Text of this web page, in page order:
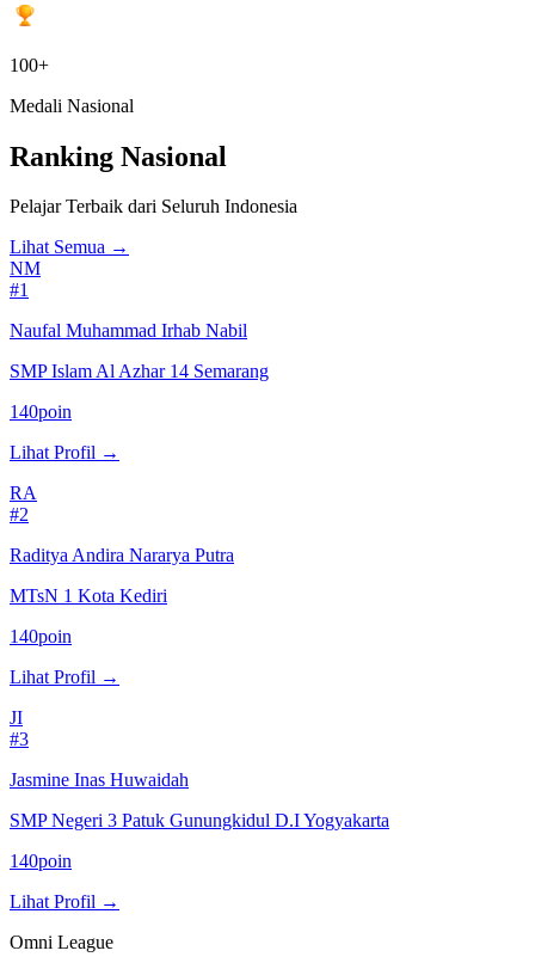
100+
Medali Nasional
Ranking Nasional
Pelajar Terbaik dari Seluruh Indonesia
Lihat Semua →
NM
#1
Naufal Muhammad Irhab Nabil
SMP Islam Al Azhar 14 Semarang
140poin
Lihat Profil →
RA
#2
Raditya Andira Nararya Putra
MTsN 1 Kota Kediri
140poin
Lihat Profil →
JI
#3
Jasmine Inas Huwaidah
SMP Negeri 3 Patuk Gunungkidul D.I Yogyakarta
140poin
Lihat Profil →
Omni League